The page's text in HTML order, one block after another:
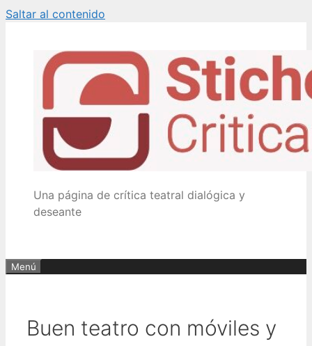
Saltar al contenido
Una página de crítica teatral dialógica y
deseante
Menú
Buen teatro con móviles y